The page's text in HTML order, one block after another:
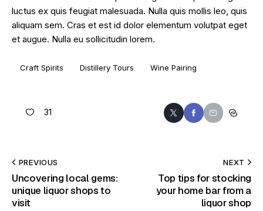
luctus ex quis feugiat malesuada. Nulla quis mollis leo, quis
aliquam sem. Cras et est id dolor elementum volutpat eget
et augue. Nulla eu sollicitudin lorem.
Craft Spirits Distillery Tours Wine Pairing
31
PREVIOUS
Uncovering local gems:
unique liquor shops to
visit
NEXT
Top tips for stocking
your home bar from a
liquor shop